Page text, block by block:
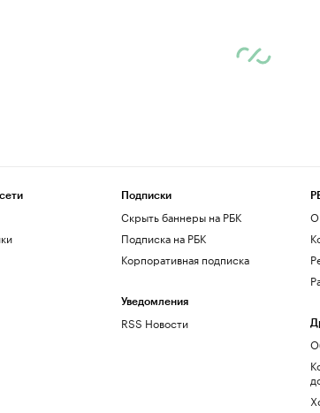
Подписки
Скрыть баннеры на РБК
Подписка на РБК
Корпоративная подписка
Уведомления
RSS Новости
О